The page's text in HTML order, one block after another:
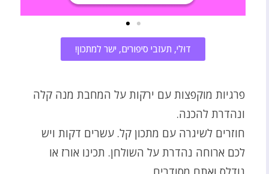
דוּלי, תעזבי סיפורים, ישר למתכון!
פרגיות מוקפצות עם ירקות על המחבת מנה קלה
ונהדרת להכנה.
חוזרים לשיגרה עם מתכון קל. עשרים דקות ויש
לכם ארוחה נהדרת על השולחן. תכינו אורז או